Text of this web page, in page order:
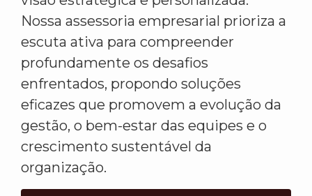
Nossa assessoria empresarial prioriza a
escuta ativa para compreender
profundamente os desafios
enfrentados, propondo soluções
eficazes que promovem a evolução da
gestão, o bem-estar das equipes e o
crescimento sustentável da
organização.